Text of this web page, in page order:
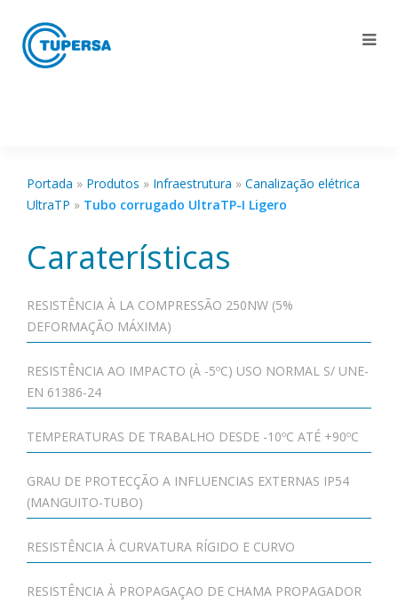
Portada » Produtos » Infraestrutura » Canalização elétrica
UltraTP » Tubo corrugado UltraTP-I Ligero
Caraterísticas
RESISTÊNCIA À LA COMPRESSÃO 250NW (5%
DEFORMAÇÃO MÁXIMA)
RESISTÊNCIA AO IMPACTO (À -5ºC) USO NORMAL S/ UNE-
EN 61386-24
TEMPERATURAS DE TRABALHO DESDE -10ºC ATÉ +90ºC
GRAU DE PROTECÇÃO A INFLUENCIAS EXTERNAS IP54
(MANGUITO-TUBO)
RESISTÊNCIA À CURVATURA RÍGIDO E CURVO
RESISTÊNCIA À PROPAGAÇAO DE CHAMA PROPAGADOR